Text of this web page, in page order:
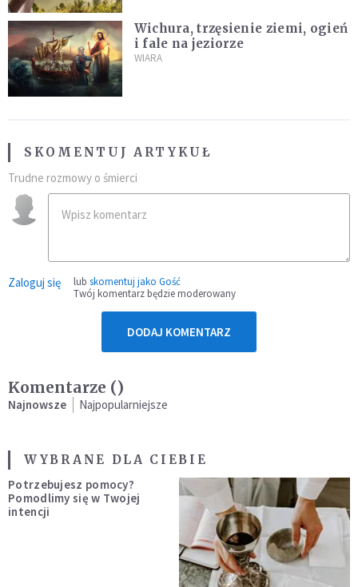
Wichura, trzęsienie ziemi, ogień
i fale na jeziorze
WIARA
SKOMENTUJ ARTYKUŁ
Trudne rozmowy o śmierci
Zaloguj się lub skomentuj jako Gość
Twój komentarz będzie moderowany
DODAJ KOMENTARZ
Komentarze ()
Najnowsze Najpopularniejsze
WYBRANE DLA CIEBIE
Potrzebujesz pomocy?
Pomodlimy się w Twojej
intencji